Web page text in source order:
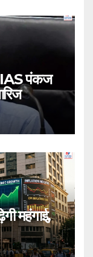
IAS पंकज
महंगाई,